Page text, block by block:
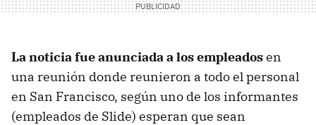
La noticia fue anunciada a los empleadosen
una reunión donde reunieron a todo el personal
en San Francisco, según uno de los informantes
(empleados de Slide) esperan que sean